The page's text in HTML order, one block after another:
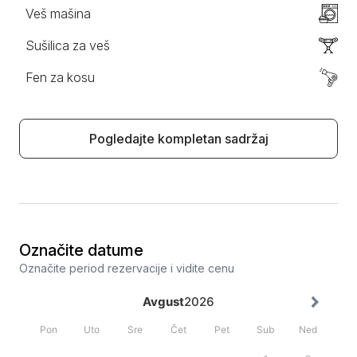
Veš mašina
Sušilica za veš
Fen za kosu
Pogledajte kompletan sadržaj
Označite datume
Označite period rezervacije i vidite cenu